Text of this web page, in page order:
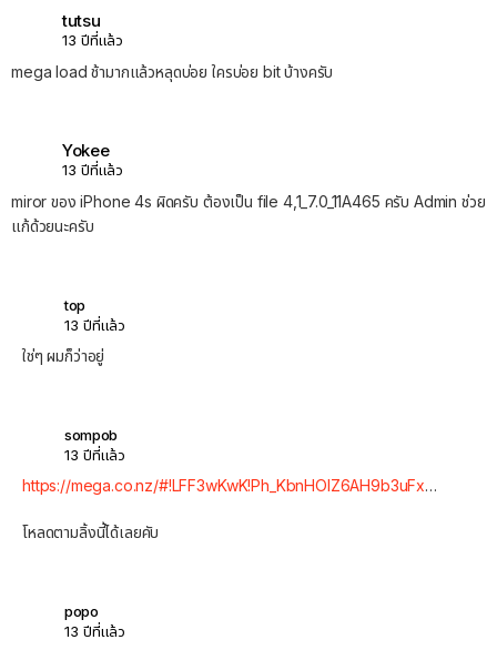
tutsu
13 ปีที่แล้ว
mega load ช้ามากแล้วหลุดบ่อย ใครบ่อย bit บ้างครับ
Yokee
13 ปีที่แล้ว
miror ของ iPhone 4s ผิดครับ ต้องเป็น file 4,1_7.0_11A465 ครับ Admin ช่วย
แก้ด้วยนะครับ
top
13 ปีที่แล้ว
ใช่ๆ ผมก็ว่าอยู่
sompob
13 ปีที่แล้ว
https://mega.co.nz/#!LFF3wKwK!Ph_KbnHOlZ6AH9b3uFx…
โหลดตามลิ้งนี้ได้เลยคับ
popo
13 ปีที่แล้ว